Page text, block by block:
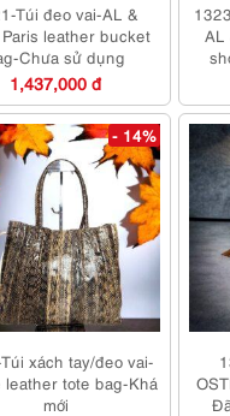
Túi đeo vai-AL &
leather bucket
Chưa sử dụng
1,437,000 đ
AL
- 14%
xách tay/đeo vai-
leather tote bag-Khá
mới